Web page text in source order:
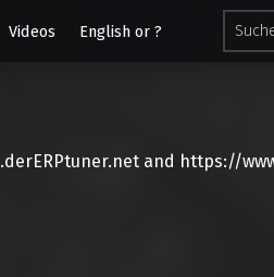
Suchen nach:
Videos English or ?
and https://